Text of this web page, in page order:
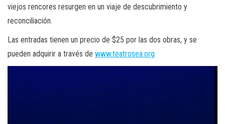
viejos rencores resurgen en un viaje de descubrimiento y
reconciliación.
Las entradas tienen un precio de $25 por las dos obras, y se
pueden adquirir a través de www.teatrosea.org